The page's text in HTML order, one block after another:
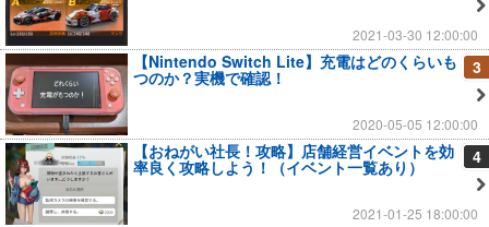
2021-03-30 12:00:00
3
【Nintendo Switch Lite】充電はどのくらいも
つのか？実機で確認！
2020-05-05 12:00:00
4
【おねがい社長！攻略】店舗経営イベントを効
率良く攻略しよう！（イベント一覧あり）
2021-01-25 18:00:00